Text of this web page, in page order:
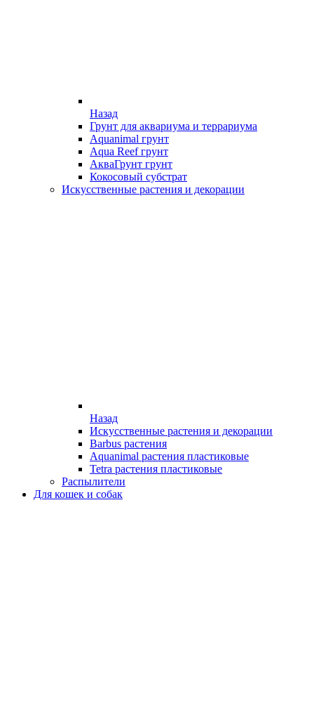
Назад
Грунт для аквариума и террариума
Aquanimal грунт
Aqua Reef грунт
АкваГрунт грунт
Кокосовый субстрат
Искусственные растения и декорации
Назад
Искусственные растения и декорации
Barbus растения
Aquanimal растения пластиковые
Tetra растения пластиковые
Распылители
Для кошек и собак